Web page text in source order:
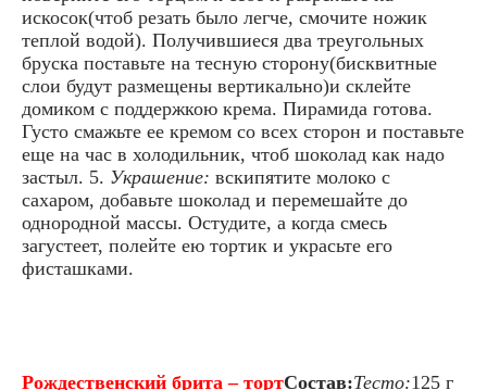
искосок(чтоб резать было легче, смочите ножик
теплой водой). Получившиеся два треугольных
бруска поставьте на тесную сторону(бисквитные
слои будут размещены вертикально)и склейте
домиком с поддержкою крема. Пирамида готова.
Густо смажьте ее кремом со всех сторон и поставьте
еще на час в холодильник, чтоб шоколад как надо
застыл. 5. Украшение: вскипятите молоко с
сахаром, добавьте шоколад и перемешайте до
однородной массы. Остудите, а когда смесь
загустеет, полейте ею тортик и украсьте его
фисташками.
Рождественский брита – тортСостав:Тесто:125 г